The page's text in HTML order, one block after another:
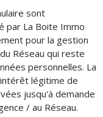
sont
par La Boite Immo
pour la gestion
Réseau qui reste
personnelles. La
légitime de
jusqu'à demande
/ au Réseau.